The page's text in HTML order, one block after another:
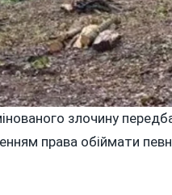
злочину
права обіймати